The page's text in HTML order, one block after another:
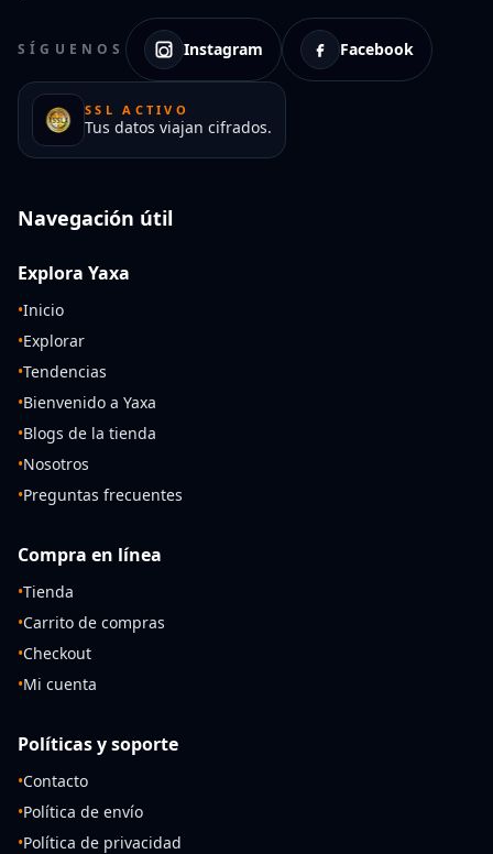
SÍGUENOS Instagram Facebook
SSL ACTIVO
Tus datos viajan cifrados.
Navegación útil
Explora Yaxa
•Inicio
•Explorar
•Tendencias
•Bienvenido a Yaxa
•Blogs de la tienda
•Nosotros
•Preguntas frecuentes
Compra en línea
•Tienda
•Carrito de compras
•Checkout
•Mi cuenta
Políticas y soporte
•Contacto
•Política de envío
•Política de privacidad